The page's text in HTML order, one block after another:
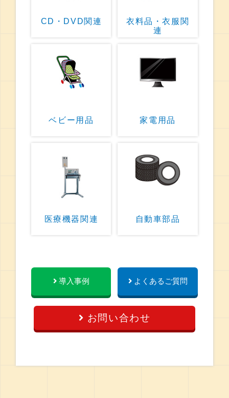
CD・DVD関連
衣料品・衣服関
連
ベビー用品 家電用品
医療機器関連 自動車部品
導入事例 よくあるご質問
お問い合わせ